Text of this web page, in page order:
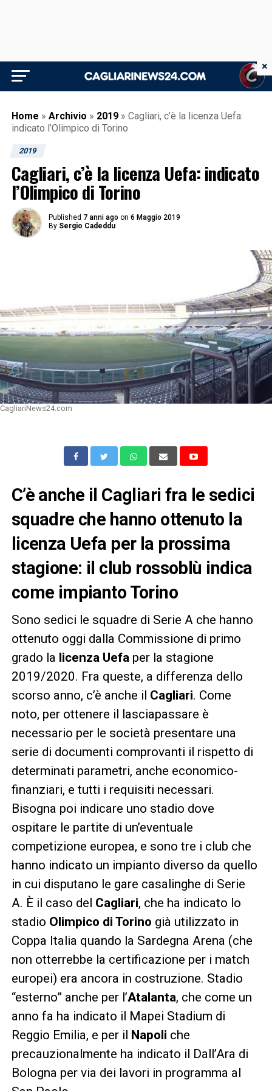
Home » Archivio » 2019 » Cagliari, c’è la licenza Uefa:
indicato l’Olimpico di Torino
2019
Cagliari, c’è la licenza Uefa: indicato
l’Olimpico di Torino
Published 7 anni ago on 6 Maggio 2019
By Sergio Cadeddu
CagliariNews24.com
C’è anche il Cagliari fra le sedici
squadre che hanno ottenuto la
licenza Uefa per la prossima
stagione: il club rossoblù indica
come impianto Torino
Sono sedici le squadre di Serie A che hanno
ottenuto oggi dalla Commissione di primo
grado la licenza Uefa per la stagione
2019/2020. Fra queste, a differenza dello
scorso anno, c’è anche il Cagliari. Come
noto, per ottenere il lasciapassare è
necessario per le società presentare una
serie di documenti comprovanti il rispetto di
determinati parametri, anche economico-
finanziari, e tutti i requisiti necessari.
Bisogna poi indicare uno stadio dove
ospitare le partite di un’eventuale
competizione europea, e sono tre i club che
hanno indicato un impianto diverso da quello
in cui disputano le gare casalinghe di Serie
A. È il caso del Cagliari, che ha indicato lo
stadio Olimpico di Torino già utilizzato in
Coppa Italia quando la Sardegna Arena (che
non otterrebbe la certificazione per i match
europei) era ancora in costruzione. Stadio
“esterno” anche per l’Atalanta, che come un
anno fa ha indicato il Mapei Stadium di
Reggio Emilia, e per il Napoli che
precauzionalmente ha indicato il Dall’Ara di
Bologna per via dei lavori in programma al
×